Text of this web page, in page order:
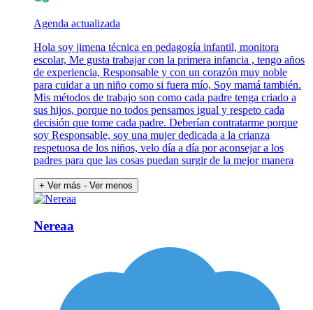
Agenda actualizada
Hola soy jimena técnica en pedagogía infantil, monitora
escolar, Me gusta trabajar con la primera infancia , tengo años
de experiencia, Responsable y con un corazón muy noble
para cuidar a un niño como si fuera mío, Soy mamá también.
Mis métodos de trabajo son como cada padre tenga criado a
sus hijos, porque no todos pensamos igual y respeto cada
decisión que tome cada padre. Deberían contratarme porque
soy Responsable, soy una mujer dedicada a la crianza
respetuosa de los niños, velo día a día por aconsejar a los
padres para que las cosas puedan surgir de la mejor manera
+ Ver más - Ver menos
Nereaa